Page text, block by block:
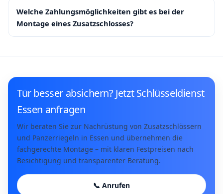
Welche Zahlungsmöglichkeiten gibt es bei der
Montage eines Zusatzschlosses?
Tür besser absichern? Jetzt Schlüsseldienst
Essen anfragen
Wir beraten Sie zur Nachrüstung von Zusatzschlössern
und Panzerriegeln in Essen und übernehmen die
fachgerechte Montage – mit klaren Festpreisen nach
Besichtigung und transparenter Beratung.
📞 Anrufen